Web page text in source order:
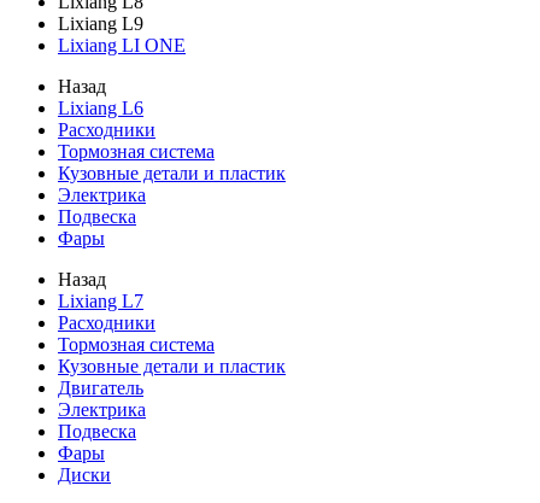
Lixiang L9
Lixiang LI ONE
Назад
Lixiang L6
Расходники
Тормозная система
Кузовные детали и пластик
Электрика
Подвеска
Фары
Назад
Lixiang L7
Расходники
Тормозная система
Кузовные детали и пластик
Двигатель
Электрика
Подвеска
Фары
Диски